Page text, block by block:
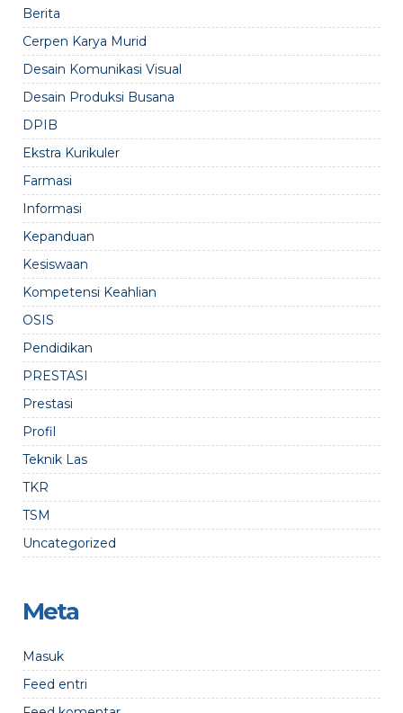
Berita
Cerpen Karya Murid
Desain Komunikasi Visual
Desain Produksi Busana
DPIB
Ekstra Kurikuler
Farmasi
Informasi
Kepanduan
Kesiswaan
Kompetensi Keahlian
OSIS
Pendidikan
PRESTASI
Prestasi
Profil
Teknik Las
TKR
TSM
Uncategorized
Meta
Masuk
Feed entri